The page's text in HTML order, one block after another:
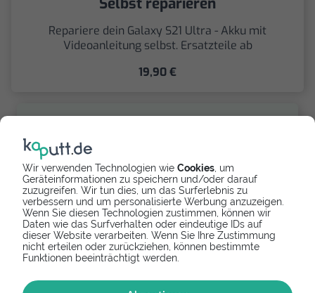
Wir verwenden Technologien wie Cookies , um
Geräteinformationen zu speichern und/oder darauf
zuzugreifen. Wir tun dies, um das Surferlebnis zu
verbessern und um personalisierte Werbung anzuzeigen.
Wenn Sie diesen Technologien zustimmen, können wir
Daten wie das Surfverhalten oder eindeutige IDs auf
dieser Website verarbeiten. Wenn Sie Ihre Zustimmung
nicht erteilen oder zurückziehen, können bestimmte
Funktionen beeinträchtigt werden.
Repariere dein Galaxy S21 Ultra - Akku mit
Videoanleitung selbst. Ersatzteile ab
19,90 €
Spenden
Spende Dein Gerät über
handysfuerdieumwelt.de
für einen guten Zweck.